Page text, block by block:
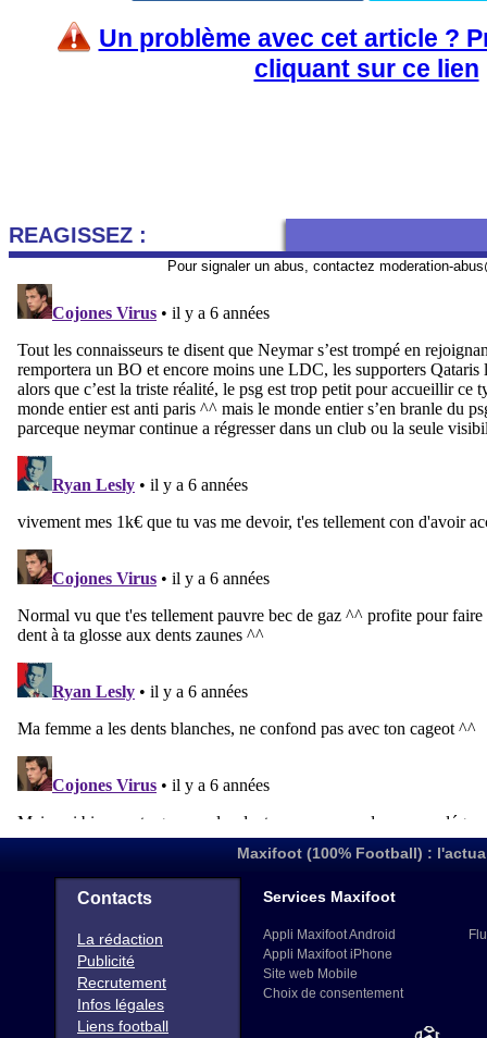
Un problème avec cet article ?
cliquant sur ce lien
REAGISSEZ :
Pour signaler un abus, contactez moderation-
Maxifoot (100% Football) :
Contacts
La rédaction
Publicité
Recrutement
Infos légales
Liens football
Services Maxifoot
Appli Maxifoot Android
Appli Maxifoot iPhone
Site web Mobile
Choix de consentement